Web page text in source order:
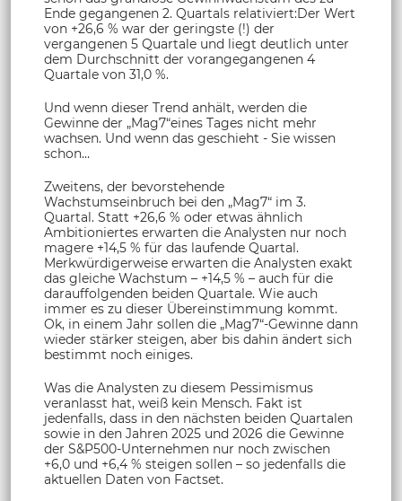
Ende gegangenen 2. Quartals relativiert:Der Wert
von +26,6 % war der geringste (!) der
vergangenen 5 Quartale und liegt deutlich unter
dem Durchschnitt der vorangegangenen 4
Quartale von 31,0 %.
Und wenn dieser Trend anhält, werden die
Gewinne der „Mag7“eines Tages nicht mehr
wachsen. Und wenn das geschieht - Sie wissen
schon…
Zweitens, der bevorstehende
Wachstumseinbruch bei den „Mag7“ im 3.
Quartal. Statt +26,6 % oder etwas ähnlich
Ambitioniertes erwarten die Analysten nur noch
magere +14,5 % für das laufende Quartal.
Merkwürdigerweise erwarten die Analysten exakt
das gleiche Wachstum – +14,5 % – auch für die
darauffolgenden beiden Quartale. Wie auch
immer es zu dieser Übereinstimmung kommt.
Ok, in einem Jahr sollen die „Mag7“-Gewinne dann
wieder stärker steigen, aber bis dahin ändert sich
bestimmt noch einiges.
Was die Analysten zu diesem Pessimismus
veranlasst hat, weiß kein Mensch. Fakt ist
jedenfalls, dass in den nächsten beiden Quartalen
sowie in den Jahren 2025 und 2026 die Gewinne
der S&P500-Unternehmen nur noch zwischen
+6,0 und +6,4 % steigen sollen – so jedenfalls die
aktuellen Daten von Factset.